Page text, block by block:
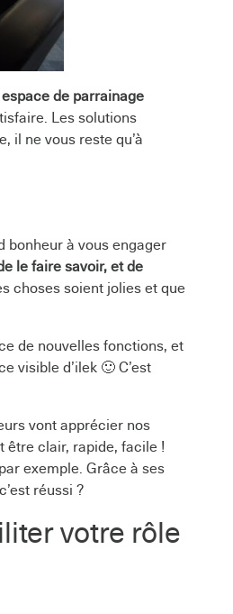
de parrainage
Les solutions
il ne vous reste qu’à
bonheur à vous engager
le faire savoir, et de
choses soient jolies et que
de nouvelles fonctions, et
visible d’ilek 🙂 C’est
vont apprécier nos
être clair, rapide, facile !
par exemple. Grâce à ses
réussi ?
votre rôle